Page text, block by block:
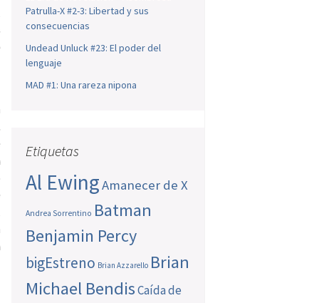
Patrulla-X #2-3: Libertad y sus
consecuencias
Undead Unluck #23: El poder del
lenguaje
MAD #1: Una rareza nipona
Etiquetas
Al EwingAmanecer de X
Andrea Sorrentino Batman
Benjamin Percy
bigEstreno Brian Azzarello Brian
Michael BendisCaída de